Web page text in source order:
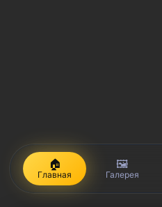
🏠
Главная
🖼️
Галерея